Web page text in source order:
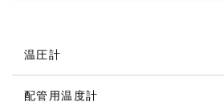
温圧計
配管用温度計